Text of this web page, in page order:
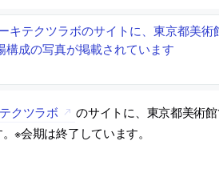
キテクツラボのサイトに、東京都美術
構成の写真が掲載されています
クツラボ
のサイトに、東京都美術
※会期は終了しています。